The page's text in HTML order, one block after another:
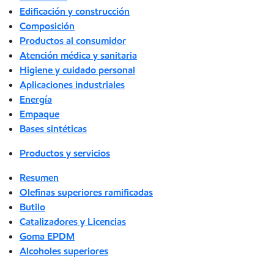
Edificación y construcción
Composición
Productos al consumidor
Atención médica y sanitaria
Higiene y cuidado personal
Aplicaciones industriales
Energía
Empaque
Bases sintéticas
Productos y servicios
Resumen
Olefinas superiores ramificadas
Butilo
Catalizadores y Licencias
Goma EPDM
Alcoholes superiores